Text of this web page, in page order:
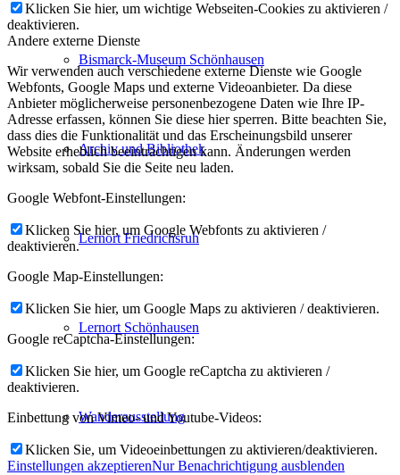
Bismarck-Museum Schönhausen
Archiv und Bibliothek
Lernort Friedrichsruh
Lernort Schönhausen
Wanderausstellung
Klicken Sie hier, um wichtige Webseiten-Cookies zu aktivieren /
deaktivieren.
Andere externe Dienste
Wir verwenden auch verschiedene externe Dienste wie Google
Webfonts, Google Maps und externe Videoanbieter. Da diese
Anbieter möglicherweise personenbezogene Daten wie Ihre IP-
Adresse erfassen, können Sie diese hier sperren. Bitte beachten Sie,
dass dies die Funktionalität und das Erscheinungsbild unserer
Website erheblich beeinträchtigen kann. Änderungen werden
wirksam, sobald Sie die Seite neu laden.
Google Webfont-Einstellungen:
Klicken Sie hier, um Google Webfonts zu aktivieren /
deaktivieren.
Google Map-Einstellungen:
Klicken Sie hier, um Google Maps zu aktivieren / deaktivieren.
Google reCaptcha-Einstellungen:
Klicken Sie hier, um Google reCaptcha zu aktivieren /
deaktivieren.
Einbettung von Vimeo- und Youtube-Videos:
Klicken Sie, um Videoeinbettungen zu aktivieren/deaktivieren.
Einstellungen akzeptierenNur Benachrichtigung ausblenden